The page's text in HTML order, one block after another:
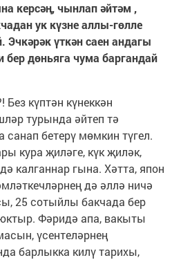
керсәң, чынлап әйтәм ,
ук күзне аллы-гөлле
үткән саен андагы
бер дөньяга чума баргандай
күптән күнеккән
турында әйтеп тә
бетерү мөмкин түгел.
кура җиләге, күк җиләк,
калганнар гына. Хәтта, япон
дә әллә ничә
25 сотыйлы бакчада бер
Фәридә апа, вакыты
үсентеләрнең
барлыкка килү тарихы,